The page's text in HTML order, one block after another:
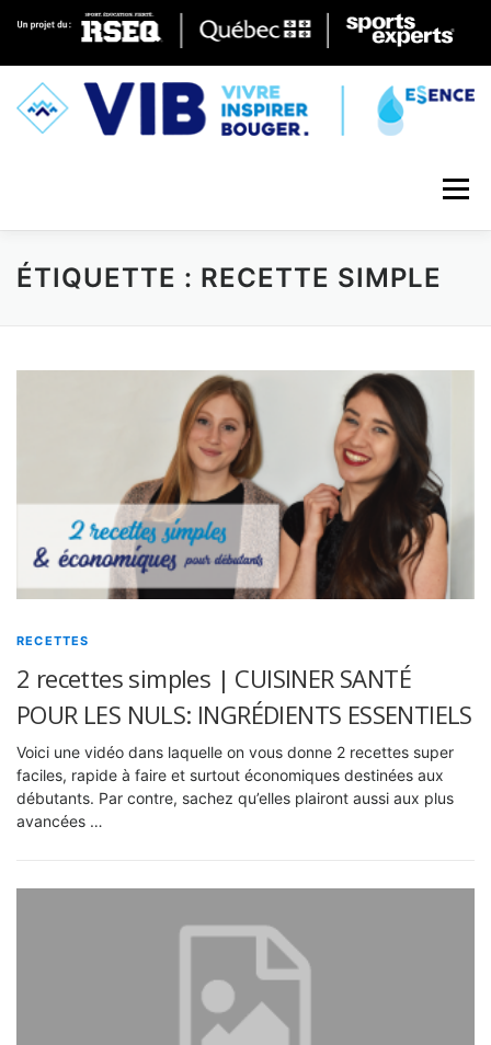
Skip to content
Menu
ÉTIQUETTE : RECETTE SIMPLE
RECETTES
2 recettes simples | CUISINER SANTÉ
POUR LES NULS: INGRÉDIENTS ESSENTIELS
Voici une vidéo dans laquelle on vous donne 2 recettes super
faciles, rapide à faire et surtout économiques destinées aux
débutants. Par contre, sachez qu’elles plairont aussi aux plus
avancées …